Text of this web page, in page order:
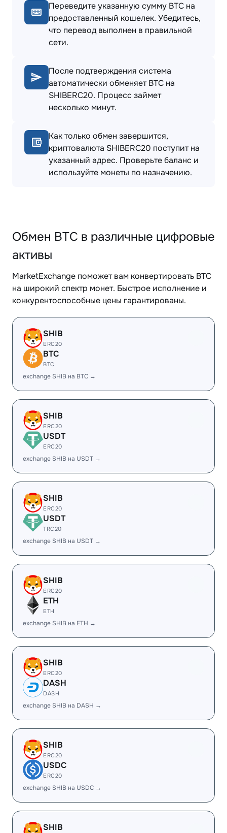
Переведите указанную сумму BTC на
предоставленный кошелек. Убедитесь,
что перевод выполнен в правильной
сети.
После подтверждения система
автоматически обменяет BTC на
SHIBERC20. Процесс займет
несколько минут.
Как только обмен завершится,
криптовалюта SHIBERC20 поступит на
указанный адрес. Проверьте баланс и
используйте монеты по назначению.
Обмен BTC в различные цифровые
активы
MarketExchange поможет вам конвертировать BTC
на широкий спектр монет. Быстрое исполнение и
конкурентоспособные цены гарантированы.
SHIB
ERC20
BTC
BTC
exchange SHIB на BTC →
SHIB
ERC20
USDT
ERC20
exchange SHIB на USDT →
SHIB
ERC20
USDT
TRC20
exchange SHIB на USDT →
SHIB
ERC20
ETH
ETH
exchange SHIB на ETH →
SHIB
ERC20
DASH
DASH
exchange SHIB на DASH →
SHIB
ERC20
USDC
ERC20
exchange SHIB на USDC →
SHIB